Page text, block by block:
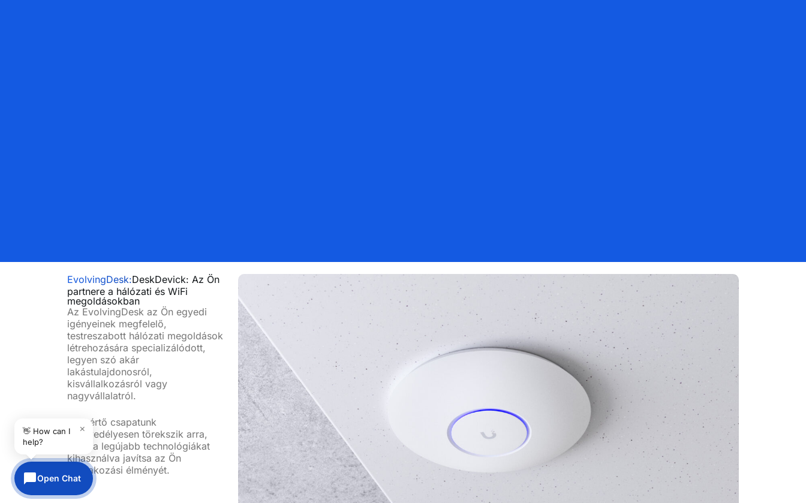
EvolvingDesk:DeskDevick: Az Ön
partnere a hálózati és WiFi
megoldásokban
Az EvolvingDesk az Ön egyedi
igényeinek megfelelő,
testreszabott hálózati megoldások
létrehozására specializálódott,
legyen szó akár
lakástulajdonosról,
kisvállalkozásról vagy
nagyvállalatról.
Szakértő csapatunk
szenvedélyesen törekszik arra,
hogy a legújabb technológiákat
kihasználva javítsa az Ön
csatlakozási élményét.
👋 How can I
help?
×
Open Chat